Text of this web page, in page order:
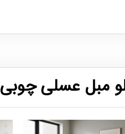
مبل عسلی چوبی